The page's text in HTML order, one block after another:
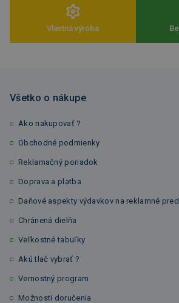
Vlastná výroba
Všetko o nákupe
Ako nakupovať ?
Obchodné podmienky
Reklamačný poriadok
Doprava a platba
Daňové aspekty výdavkov na reklamné
Chránená dielňa
Veľkostné tabuľky
Akú tlač vybrať ?
Vernostný program
Možnosti doručenia